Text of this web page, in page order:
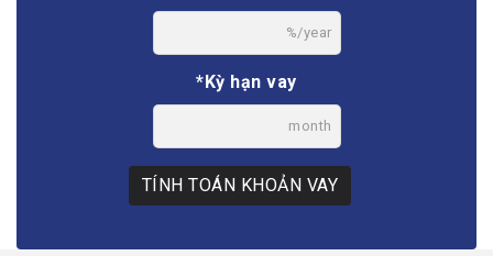
%/year
*Kỳ hạn vay
month
TÍNH TOÁN KHOẢN VAY